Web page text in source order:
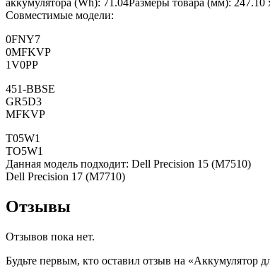
аккумулятора (Wh): 71.04Размеры товара (мм):
Совместимые модели:
0FNY7
0MFKVP
1V0PP
451-BBSE
GR5D3
MFKVP
T05W1
TO5W1
Данная модель подходит: Dell Precision 15 (M7510)
Dell Precision 17 (M7710)
Отзывы
Отзывов пока нет.
Будьте первым, кто оставил отзыв на «Аккумулятор